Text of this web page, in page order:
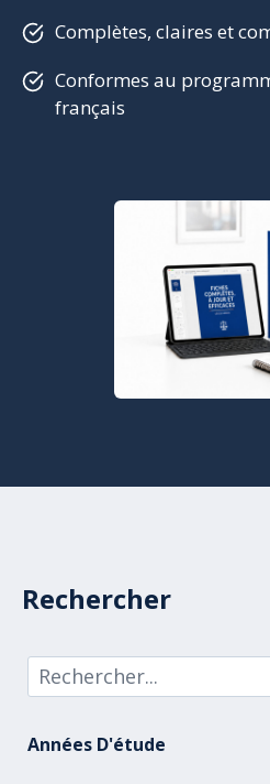
Complètes, claires et
Conformes au
français
Rechercher
Années D'étude